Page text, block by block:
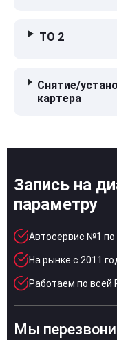
ТО 2
Снятие/
картера
Запись на
параметру
Автосервис №1 по
На рынке с 2011
Работаем по всей
Мы